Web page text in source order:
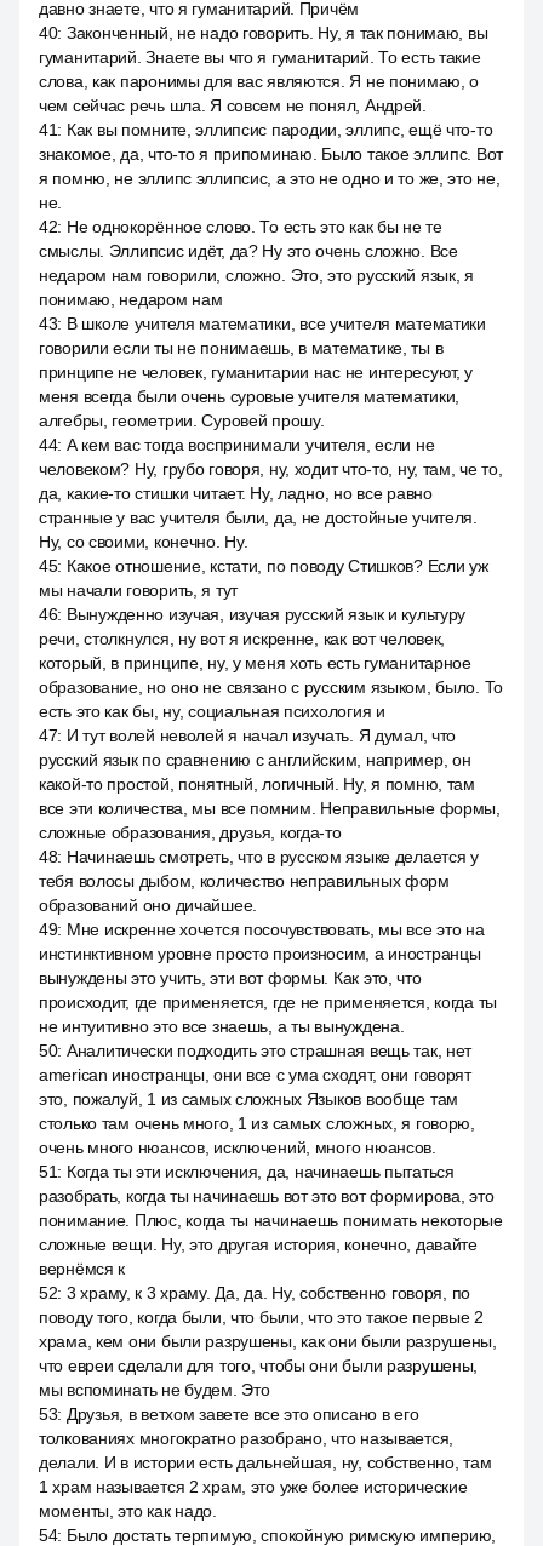
давно знаете, что я гуманитарий. Причём
40: Законченный, не надо говорить. Ну, я так понимаю, вы
гуманитарий. Знаете вы что я гуманитарий. То есть такие
слова, как паронимы для вас являются. Я не понимаю, о
чем сейчас речь шла. Я совсем не понял, Андрей.
41: Как вы помните, эллипсис пародии, эллипс, ещё что-то
знакомое, да, что-то я припоминаю. Было такое эллипс. Вот
я помню, не эллипс эллипсис, а это не одно и то же, это не,
не.
42: Не однокорённое слово. То есть это как бы не те
смыслы. Эллипсис идёт, да? Ну это очень сложно. Все
недаром нам говорили, сложно. Это, это русский язык, я
понимаю, недаром нам
43: В школе учителя математики, все учителя математики
говорили если ты не понимаешь, в математике, ты в
принципе не человек, гуманитарии нас не интересуют, у
меня всегда были очень суровые учителя математики,
алгебры, геометрии. Суровей прошу.
44: А кем вас тогда воспринимали учителя, если не
человеком? Ну, грубо говоря, ну, ходит что-то, ну, там, че то,
да, какие-то стишки читает. Ну, ладно, но все равно
странные у вас учителя были, да, не достойные учителя.
Ну, со своими, конечно. Ну.
45: Какое отношение, кстати, по поводу Стишков? Если уж
мы начали говорить, я тут
46: Вынужденно изучая, изучая русский язык и культуру
речи, столкнулся, ну вот я искренне, как вот человек,
который, в принципе, ну, у меня хоть есть гуманитарное
образование, но оно не связано с русским языком, было. То
есть это как бы, ну, социальная психология и
47: И тут волей неволей я начал изучать. Я думал, что
русский язык по сравнению с английским, например, он
какой-то простой, понятный, логичный. Ну, я помню, там
все эти количества, мы все помним. Неправильные формы,
сложные образования, друзья, когда-то
48: Начинаешь смотреть, что в русском языке делается у
тебя волосы дыбом, количество неправильных форм
образований оно дичайшее.
49: Мне искренне хочется посочувствовать, мы все это на
инстинктивном уровне просто произносим, а иностранцы
вынуждены это учить, эти вот формы. Как это, что
происходит, где применяется, где не применяется, когда ты
не интуитивно это все знаешь, а ты вынуждена.
50: Аналитически подходить это страшная вещь так, нет
american иностранцы, они все с ума сходят, они говорят
это, пожалуй, 1 из самых сложных Языков вообще там
столько там очень много, 1 из самых сложных, я говорю,
очень много нюансов, исключений, много нюансов.
51: Когда ты эти исключения, да, начинаешь пытаться
разобрать, когда ты начинаешь вот это вот формирова, это
понимание. Плюс, когда ты начинаешь понимать некоторые
сложные вещи. Ну, это другая история, конечно, давайте
вернёмся к
52: 3 храму, к 3 храму. Да, да. Ну, собственно говоря, по
поводу того, когда были, что были, что это такое первые 2
храма, кем они были разрушены, как они были разрушены,
что евреи сделали для того, чтобы они были разрушены,
мы вспоминать не будем. Это
53: Друзья, в ветхом завете все это описано в его
толкованиях многократно разобрано, что называется,
делали. И в истории есть дальнейшая, ну, собственно, там
1 храм называется 2 храм, это уже более исторические
моменты, это как надо.
54: Было достать терпимую, спокойную римскую империю,